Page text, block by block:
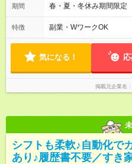
後帯 14:00-18:00 〇夜帯
ます♪
期間 春・夏・冬休み期間限定
特徴 副業・WワークOK
気になる！
掲載元企業名
シフトも柔軟♪自動化で
あり♪履歴書不要／すき